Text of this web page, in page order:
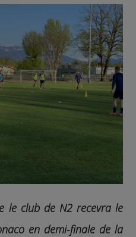
le club de N2 recevra le
en demi-finale de la